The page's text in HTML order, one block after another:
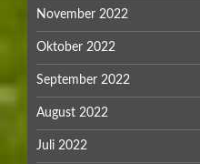
November 2022
Oktober 2022
September 2022
August 2022
Juli 2022